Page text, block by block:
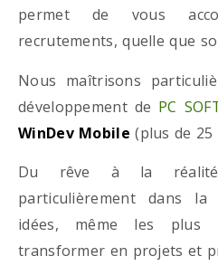
permet de vous
recrutements, quelle que
Nous maîtrisons
développement de PC
WinDev Mobile (plus de 25
Du rêve à la
particulièrement dans
idées, même les plus
transformer en projets et